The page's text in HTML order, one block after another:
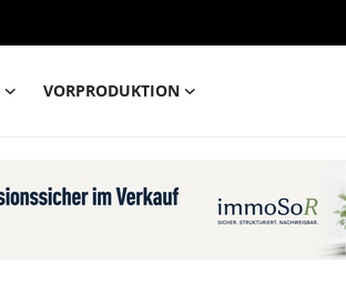
VORPRODUKTION